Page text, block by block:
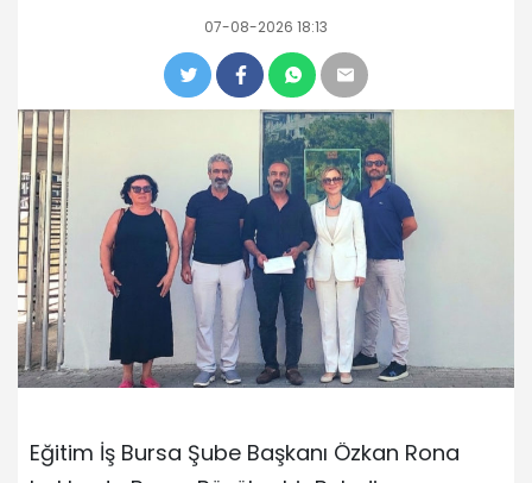
07-08-2026 18:13
Eğitim İş Bursa Şube Başkanı Özkan Rona